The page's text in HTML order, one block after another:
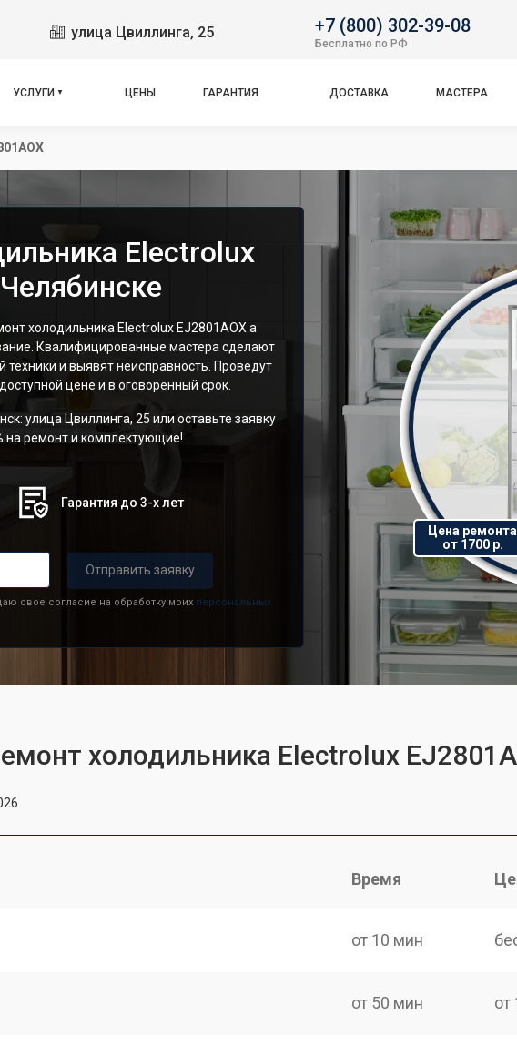
улица Цвиллинга, 25 +7 (800) 302-39-08
Бесплатно по РФ
УСЛУГИ ЦЕНЫ ГАРАНТИЯ ДОСТАВКА МАСТЕРА
Electrolux
холодильника Electrolux EJ2801AOX а
Квалифицированные мастера сделают
техники и выявят неисправность. Проведут
цене и в оговоренный срок.
улица Цвиллинга, 25 или оставьте заявку
на ремонт и комплектующие!
Гарантия до 3-х лет
Отправить заявку
свое согласие на обработку моих персональных
Цена ремонта
от 1700 р.
холодильника Electrolux
Время
от 10 мин
от 50 мин от